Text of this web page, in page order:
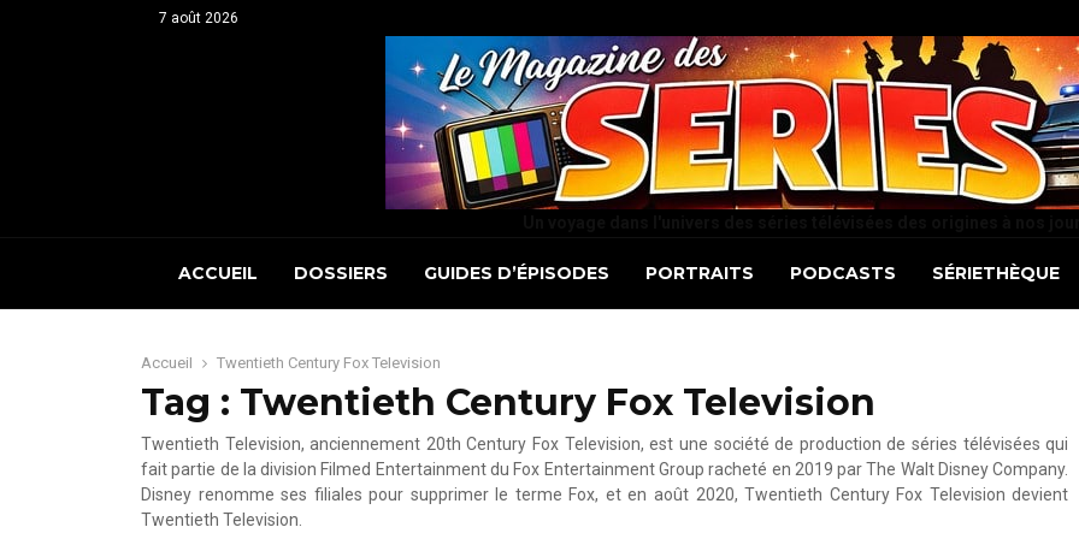
7 août 2026
ACCUEIL DOSSIERS GUIDES D’ÉPISODES PORTRAITS PODCASTS SÉRIETHÈQUE
Accueil Twentieth Century Fox Television
Tag : Twentieth Century Fox Television
Twentieth Television, anciennement 20th Century Fox Television, est une société de production de séries télévisées qui
fait partie de la division Filmed Entertainment du Fox Entertainment Group racheté en 2019 par The Walt Disney Company.
Disney renomme ses filiales pour supprimer le terme Fox, et en août 2020, Twentieth Century Fox Television devient
Twentieth Television.